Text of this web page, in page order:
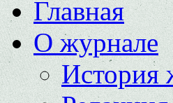
Главная
О журнале
История